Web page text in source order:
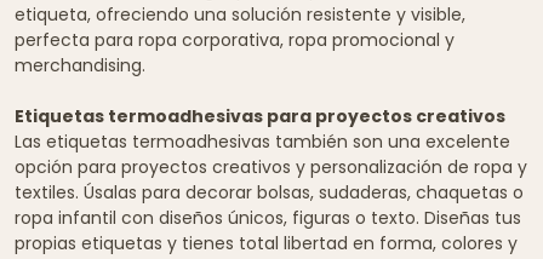
etiqueta, ofreciendo una solución resistente y visible,
perfecta para ropa corporativa, ropa promocional y
merchandising.
Etiquetas termoadhesivas para proyectos creativos
Las etiquetas termoadhesivas también son una excelente
opción para proyectos creativos y personalización de ropa y
textiles. Úsalas para decorar bolsas, sudaderas, chaquetas o
ropa infantil con diseños únicos, figuras o texto. Diseñas tus
propias etiquetas y tienes total libertad en forma, colores y